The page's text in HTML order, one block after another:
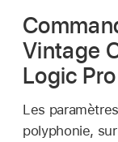
Vintage
Logic
Les
polyphonie,